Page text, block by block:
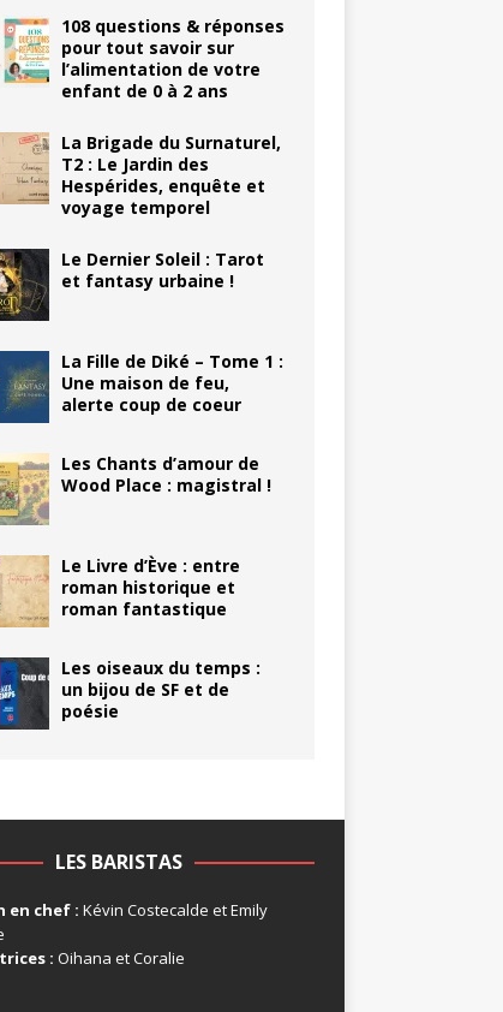
108 questions & réponses
pour tout savoir sur
l’alimentation de votre
enfant de 0 à 2 ans
La Brigade du Surnaturel,
T2 : Le Jardin des
Hespérides, enquête et
voyage temporel
Le Dernier Soleil : Tarot
et fantasy urbaine !
La Fille de Diké – Tome 1 :
Une maison de feu,
alerte coup de coeur
Les Chants d’amour de
Wood Place : magistral !
Le Livre d’Ève : entre
roman historique et
roman fantastique
Les oiseaux du temps :
un bijou de SF et de
poésie
LES BARISTAS
en chef : Kévin Costecalde et Emily
: Oihana et Coralie